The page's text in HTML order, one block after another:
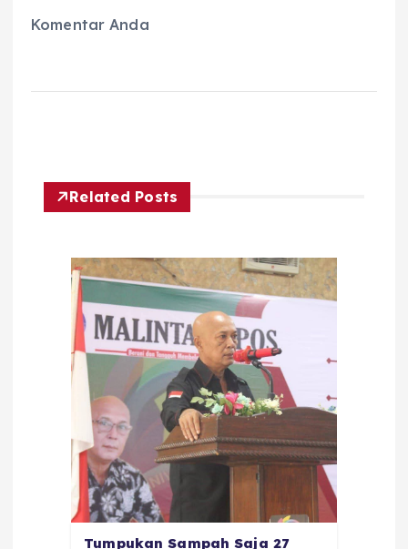
Komentar Anda
Related Posts
Tumpukan Sampah Saja 27